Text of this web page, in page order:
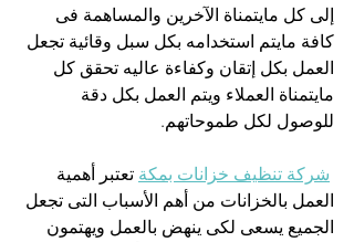
إلى كل مايتمناة الآخرين والمساهمة فى
كافة مايتم استخدامه بكل سبل وقائية تجعل
العمل بكل إتقان وكفاءة عاليه تحقق كل
مايتمناة العملاء ويتم العمل بكل دقة
للوصول لكل طموحاتهم.
شركة تنظيف خزانات بمكة تعتبر أهمية
العمل بالخزانات من أهم الأسباب التى تجعل
الجميع يسعى لكى ينهض بالعمل ويهتمون